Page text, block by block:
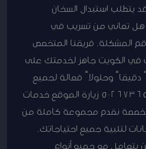
يتطلب استبدال السخان
هل تعاني من تسريب في
المشكلة. فريقنا المتخصص
في الكويت جاهز لخدمتك على
دقيقاً وحلولاً فعالة لجميع
أنواع السخانات. اتصل الآن: 50267365 زيارة الموقع خدمات
نقدم مجموعة كاملة من
لتلبية جميع احتياجاتك.
يتعامل مع جميع أنواع